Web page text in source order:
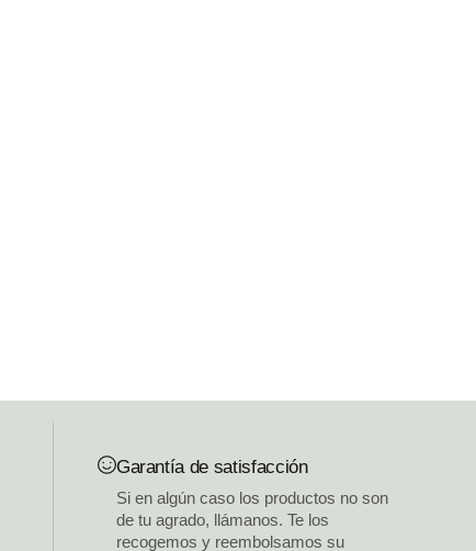
Garantía de satisfacción
Si en algún caso los productos no son
de tu agrado, llámanos. Te los
recogemos y reembolsamos su